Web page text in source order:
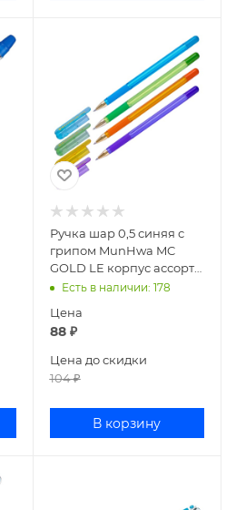
Ручка шар 0,5 синяя с
грипом MunHwa MC
GOLD LE корпус ассорти
MCL-02
Есть в наличии: 178
Цена
88₽
Цена до скидки
104₽
В корзину